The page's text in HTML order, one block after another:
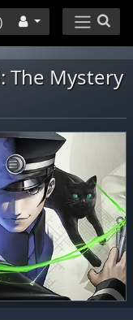
)
The Mystery